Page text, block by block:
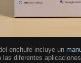
enchufe incluye un
diferentes